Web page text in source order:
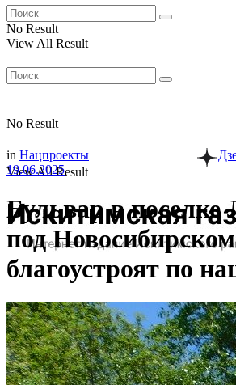
No Result
View All Result
No Result
View All Result
in Нацпроекты
19.06.2025
Бульвар в поселке
под Новосибирском
благоустроят по